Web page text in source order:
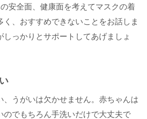
安全面、健康面を考えてマスクの着
く、おすすめできないことをお話しま
しっかりとサポートしてあげましょ
、うがいは欠かせません。赤ちゃんは
のでもちろん手洗いだけで大丈夫で